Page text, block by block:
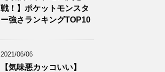
戦！】ポケットモンスタ
ー強さランキングTOP10
2021/06/06
【気味悪カッコいい】